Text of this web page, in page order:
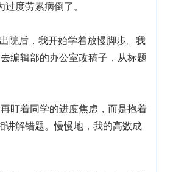
度劳累病倒了。
院后，我开始学着放慢脚步。我
编辑部的办公室改稿子，从标题
盯着同学的进度焦虑，而是抱着
讲解错题。慢慢地，我的高数成